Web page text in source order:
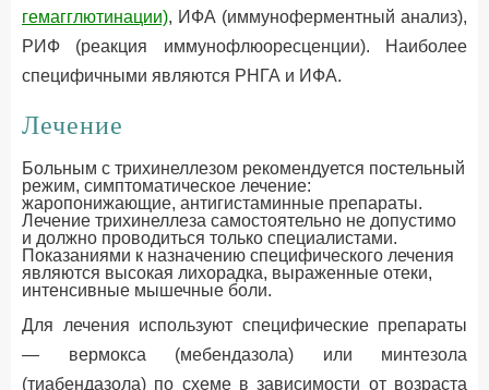
гемагглютинации), ИФА (иммуноферментный анализ),
РИФ (реакция иммунофлюоресценции). Наиболее
специфичными являются РНГА и ИФА.
Лечение
Больным с трихинеллезом рекомендуется постельный
режим, симптоматическое лечение:
жаропонижающие, антигистаминные препараты.
Лечение трихинеллеза самостоятельно не допустимо
и должно проводиться только специалистами.
Показаниями к назначению специфического лечения
являются высокая лихорадка, выраженные отеки,
интенсивные мышечные боли.
Для лечения используют специфические препараты
— вермокса (мебендазола) или минтезола
(тиабендазола) по схеме в зависимости от возраста